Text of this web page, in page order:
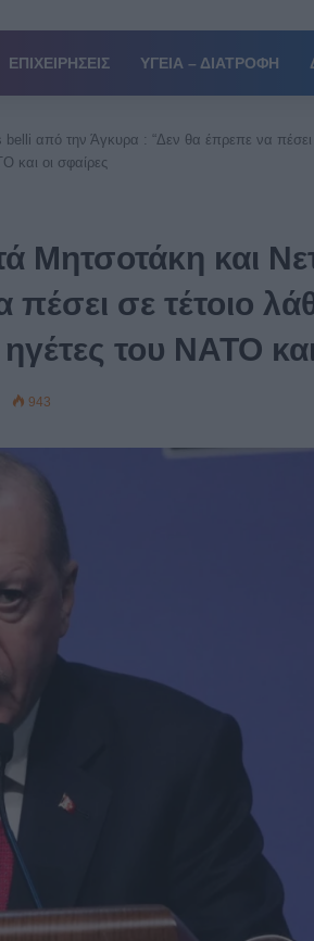
ΕΠΙΧΕΙΡΗΣΕΙΣ ΥΓΕΙΑ – ΔΙΑΤΡΟΦΗ
από την Άγκυρα : “Δεν θα έπρεπε να πέσει
και οι σφαίρες
Μητσοτάκη και
σε τέτοιο
του ΝΑΤΟ
943